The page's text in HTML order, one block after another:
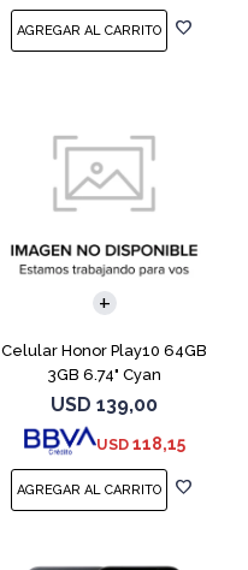
Celular Honor Play10 64GB
3GB 6.74" Cyan
USD 139,00
USD 118,15
COMPARAR